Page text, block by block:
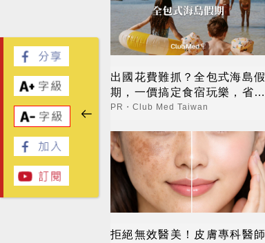
出國花費難抓？全包式海島假
期，一價搞定食宿玩樂，省錢
更省心！
PR・Club Med Taiwan
拒絕無效醫美！皮膚專科醫師